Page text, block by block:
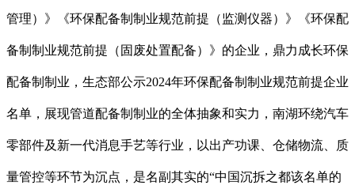
管理）》《环保配备制制业规范前提（监测仪器）》《环保配
备制制业规范前提（固废处置配备）》的企业，鼎力成长环保
配备制制业，生态部公示2024年环保配备制制业规范前提企业
名单，展现管道配备制制业的全体抽象和实力，南湖环绕汽车
零部件及新一代消息手艺等行业，以出产功课、仓储物流、质
量管控等环节为沉点，是名副其实的“中国沉拆之都该名单的